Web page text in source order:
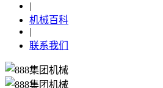
|
机械百科
|
联系我们